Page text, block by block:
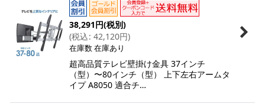
38,291円(税別)
(税込: 42,120円)
在庫数 在庫あり
超高品質テレビ壁掛け金具 37インチ
（型）〜80インチ（型） 上下左右アームタ
イプ A8050 適合チ…